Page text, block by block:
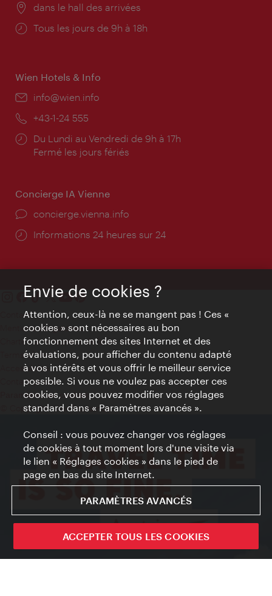
Lieu:
dans le hall des arrivées
Horaires
Tous les jours de 9h à 18h
Wien Hotels & Info
E-
info@wien.info
Téléphone:
+43-1-24 555
Horaires
d'ouverture:
Du Lundi au Vendredi de 9h à 17h
Fermé les jours fériés
Concierge IA Vienne
Ort:
concierge.vienna.info
Öffnungszeiten:
Informations 24 heures sur 24
Contact
Mentions obligatoires
Charte sur le respect de la vie privée
Terms of Use
Accessibilité
Contact presse
Paramètres de cookies
© Copyright WienTourismus
Envie de cookies ?
Attention, ceux-là ne se mangent pas ! Ces «
cookies » sont nécessaires au bon
fonctionnement des sites Internet et des
évaluations, pour afficher du contenu adapté
à vos intérêts et vous offrir le meilleur service
possible. Si vous ne voulez pas accepter ces
cookies, vous pouvez modifier vos réglages
standard dans « Paramètres avancés ».
Conseil : vous pouvez changer vos réglages
de cookies à tout moment lors d'une visite via
le lien « Réglages cookies » dans le pied de
page en bas du site Internet.
PARAMÈTRES AVANCÉS
ACCEPTER TOUS LES COOKIES